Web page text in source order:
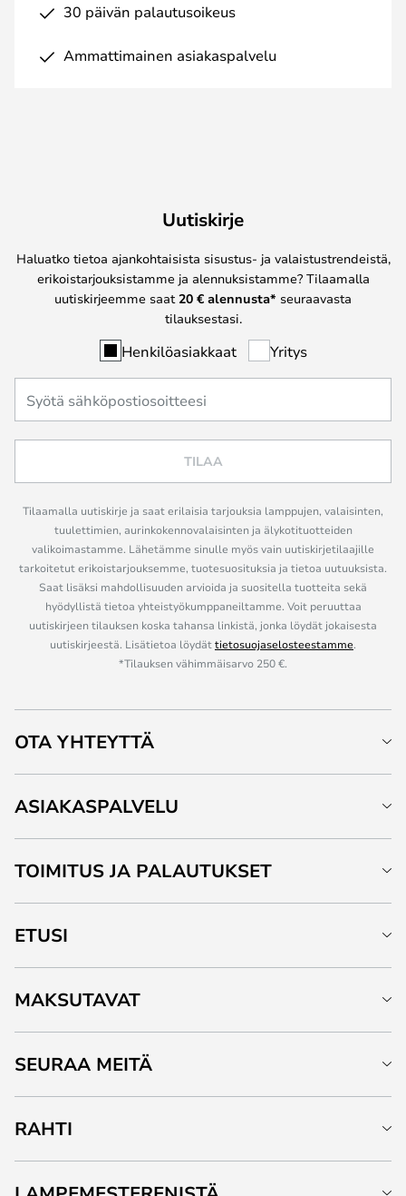
30 päivän palautusoikeus
Ammattimainen asiakaspalvelu
Uutiskirje
Haluatko tietoa ajankohtaisista sisustus- ja valaistustrendeistä,
erikoistarjouksistamme ja alennuksistamme? Tilaamalla
uutiskirjeemme saat 20 € alennusta* seuraavasta
tilauksestasi.
Henkilöasiakkaat Yritys
TILAA
Tilaamalla uutiskirje ja saat erilaisia tarjouksia lamppujen, valaisinten,
tuulettimien, aurinkokennovalaisinten ja älykotituotteiden
valikoimastamme. Lähetämme sinulle myös vain uutiskirjetilaajille
tarkoitetut erikoistarjouksemme, tuotesuosituksia ja tietoa uutuuksista.
Saat lisäksi mahdollisuuden arvioida ja suositella tuotteita sekä
hyödyllistä tietoa yhteistyökumppaneiltamme. Voit peruuttaa
uutiskirjeen tilauksen koska tahansa linkistä, jonka löydät jokaisesta
uutiskirjeestä. Lisätietoa löydättietosuojaselosteestamme.
*Tilauksen vähimmäisarvo 250 €.
OTA YHTEYTTÄ
ASIAKASPALVELU
TOIMITUS JA PALAUTUKSET
ETUSI
MAKSUTAVAT
SEURAA MEITÄ
RAHTI